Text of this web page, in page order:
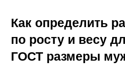
Как определить
по росту и весу
ГОСТ размеры